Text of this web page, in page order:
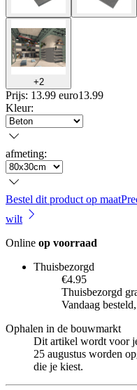
+2
Prijs: 13.99 euro13.99
Kleur:
afmeting:
Bestel dit product op maat
wilt
Online op voorraad
Thuisbezorgd
€4.95
Thuisbezorgd
Vandaag
Ophalen in de bouwmarkt
Dit artikel wordt voor
25 augustus worden
die je kiest.